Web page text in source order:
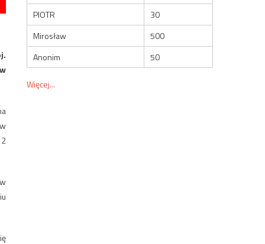
PIOTR
30
Mirosław
500
Anonim
50
Więcej...